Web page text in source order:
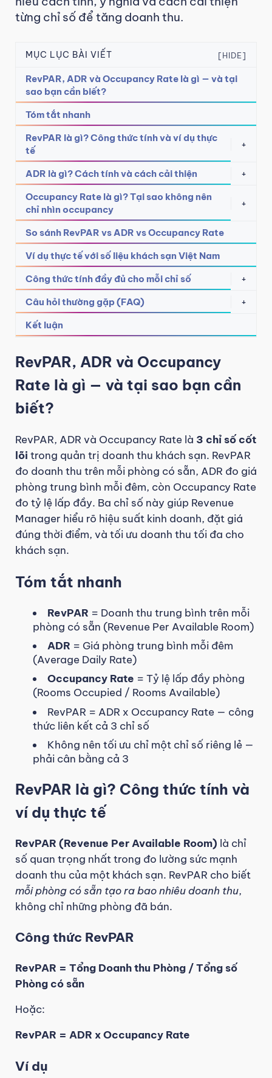
từng chỉ số để tăng doanh thu.
MỤC LỤC BÀI VIẾT [HIDE]
RevPAR, ADR và Occupancy Rate là gì — và tại
sao bạn cần biết?
Tóm tắt nhanh
RevPAR là gì? Công thức tính và ví dụ thực
tế
+
ADR là gì? Cách tính và cách cải thiện
+
Occupancy Rate là gì? Tại sao không nên
chỉ nhìn occupancy
+
So sánh RevPAR vs ADR vs Occupancy Rate
Ví dụ thực tế với số liệu khách sạn Việt Nam
Công thức tính đầy đủ cho mỗi chỉ số
+
Câu hỏi thường gặp (FAQ)
+
Kết luận
RevPAR, ADR và Occupancy
Rate là gì — và tại sao bạn cần
biết?
RevPAR, ADR và Occupancy Rate là 3 chỉ số cốt
lõi trong quản trị doanh thu khách sạn. RevPAR
đo doanh thu trên mỗi phòng có sẵn, ADR đo giá
phòng trung bình mỗi đêm, còn Occupancy Rate
đo tỷ lệ lấp đầy. Ba chỉ số này giúp Revenue
Manager hiểu rõ hiệu suất kinh doanh, đặt giá
đúng thời điểm, và tối ưu doanh thu tối đa cho
khách sạn.
Tóm tắt nhanh
RevPAR = Doanh thu trung bình trên mỗi
phòng có sẵn (Revenue Per Available Room)
ADR = Giá phòng trung bình mỗi đêm
(Average Daily Rate)
Occupancy Rate = Tỷ lệ lấp đầy phòng
(Rooms Occupied / Rooms Available)
RevPAR = ADR x Occupancy Rate — công
thức liên kết cả 3 chỉ số
Không nên tối ưu chỉ một chỉ số riêng lẻ —
phải cân bằng cả 3
RevPAR là gì? Công thức tính và
ví dụ thực tế
RevPAR (Revenue Per Available Room) là chỉ
số quan trọng nhất trong đo lường sức mạnh
doanh thu của một khách sạn. RevPAR cho biết
mỗi phòng có sẵn tạo ra bao nhiêu doanh thu,
không chỉ những phòng đã bán.
Công thức RevPAR
RevPAR = Tổng Doanh thu Phòng / Tổng số
Phòng có sẵn
Hoặc:
RevPAR = ADR x Occupancy Rate
Ví dụ